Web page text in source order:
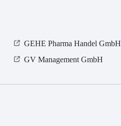
GEHE Pharma Handel GmbH
GV Management GmbH